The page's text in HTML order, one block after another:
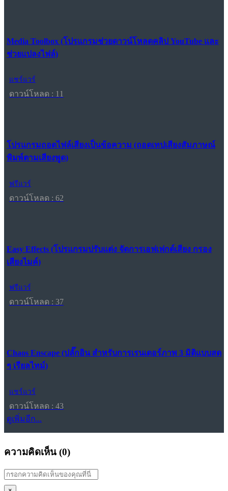
Media Toolbox (โปรแกรมช่วยดาวน์โหลดคลิป YouTube และ
ช่วยแปลงไฟล์)
แชร์แวร์
ดาวน์โหลด : 11
โปรแกรมถอดไฟล์เสียงเป็นข้อความ (ถอดเทปเสียงสัมภาษณ์
พิมพ์ตามเสียงพูด)
ฟรีแวร์
ดาวน์โหลด : 62
Easy Effects (โปรแกรมปรับแต่ง จัดการเอฟเฟกต์เสียง กรอง
เสียงไมค์)
ฟรีแวร์
ดาวน์โหลด : 37
Chaos Enscape (ปลั๊กอิน สำหรับการเรนเดอร์ภาพ 3 มิติแบบสด
ๆ เรียลไทม์)
แชร์แวร์
ดาวน์โหลด : 43
ดูเพิ่มอีก...
ความคิดเห็น (0)